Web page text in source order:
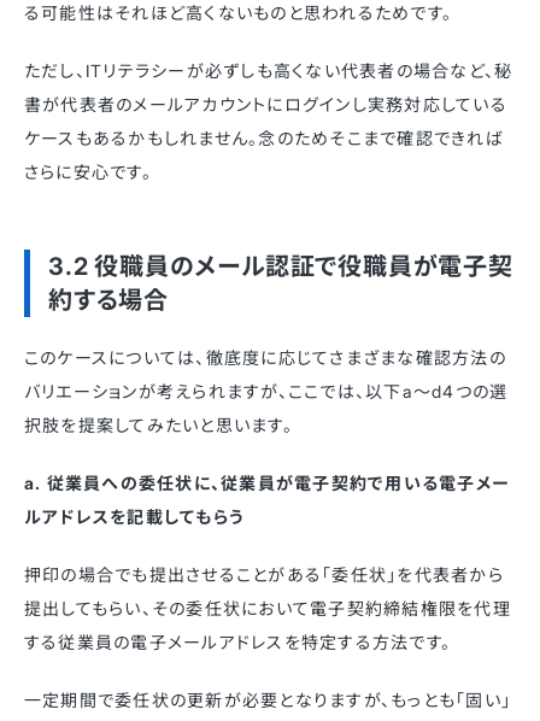
る可能性はそれほど高くないものと思われるためです。
ただし、ITリテラシーが必ずしも高くない代表者の場合など、秘
書が代表者のメールアカウントにログインし実務対応している
ケースもあるかもしれません。念のためそこまで確認できれば
さらに安心です。
3.2 役職員のメール認証で役職員が電子契
約する場合
このケースについては、徹底度に応じてさまざまな確認方法の
バリエーションが考えられますが、ここでは、以下a〜d4つの選
択肢を提案してみたいと思います。
a. 従業員への委任状に、従業員が電子契約で用いる電子メー
ルアドレスを記載してもらう
押印の場合でも提出させることがある「委任状」を代表者から
提出してもらい、その委任状において電子契約締結権限を代理
する従業員の電子メールアドレスを特定する方法です。
一定期間で委任状の更新が必要となりますが、もっとも「固い」